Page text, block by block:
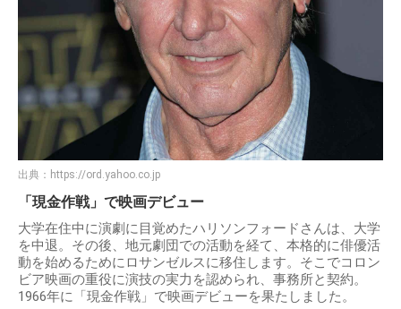
出典： https://ord.yahoo.co.jp
「現金作戦」で映画デビュー
大学在住中に演劇に目覚めたハリソンフォードさんは、大学
を中退。その後、地元劇団での活動を経て、本格的に俳優活
動を始めるためにロサンゼルスに移住します。そこでコロン
ビア映画の重役に演技の実力を認められ、事務所と契約。
1966年に「現金作戦」で映画デビューを果たしました。